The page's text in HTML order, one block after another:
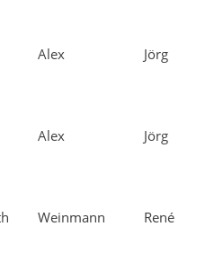
Alex Jörg
Alex Jörg
Weinmann René